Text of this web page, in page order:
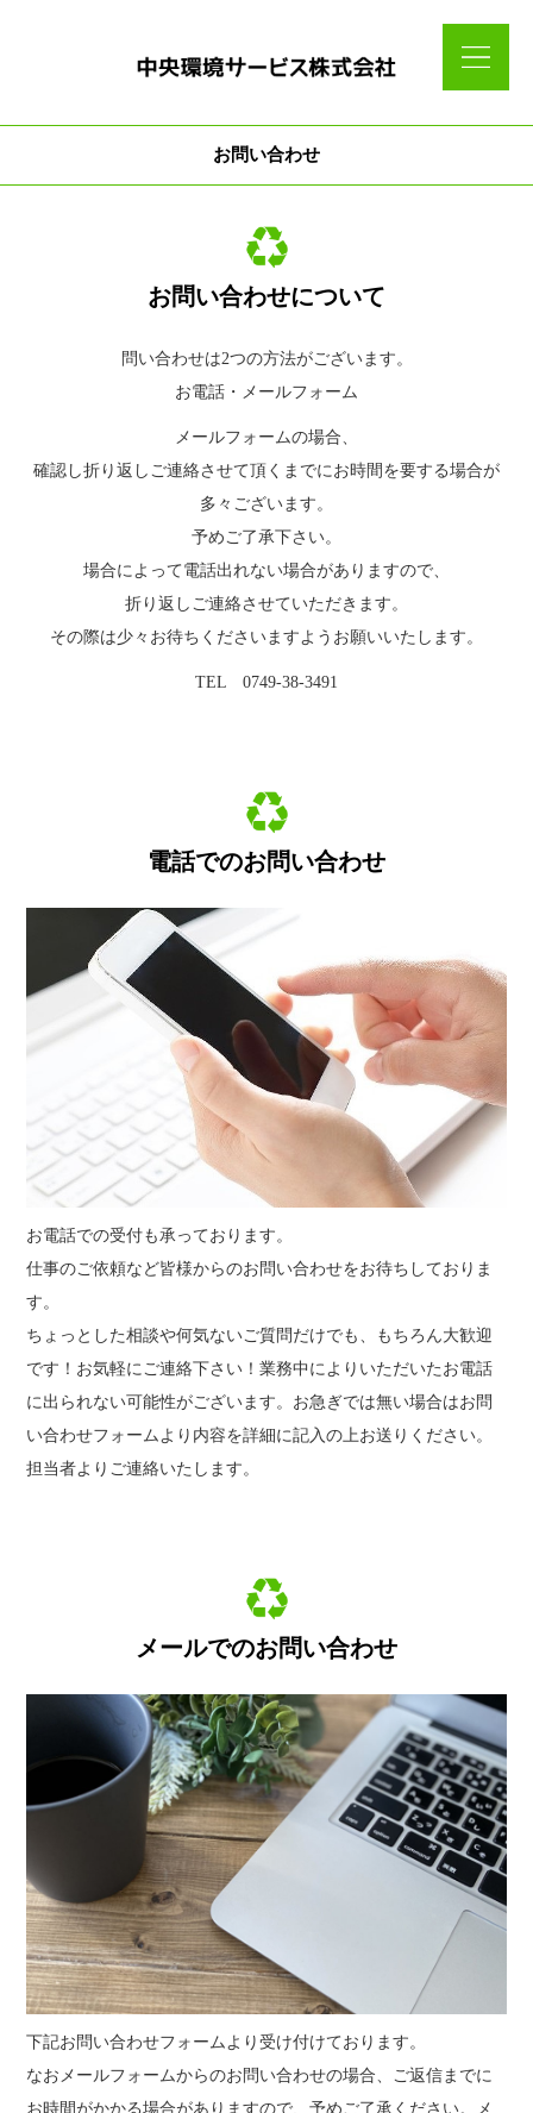
お問い合わせ
お問い合わせについて
問い合わせは2つの方法がございます。
お電話・メールフォーム
メールフォームの場合、
確認し折り返しご連絡させて頂くまでにお時間を要する場合が
多々ございます。
予めご了承下さい。
場合によって電話出れない場合がありますので、
折り返しご連絡させていただきます。
その際は少々お待ちくださいますようお願いいたします。
TEL 0749-38-3491
電話でのお問い合わせ
お電話での受付も承っております。
仕事のご依頼など皆様からのお問い合わせをお待ちしておりま
す。
ちょっとした相談や何気ないご質問だけでも、もちろん大歓迎
です！お気軽にご連絡下さい！業務中によりいただいたお電話
に出られない可能性がございます。お急ぎでは無い場合はお問
い合わせフォームより内容を詳細に記入の上お送りください。
担当者よりご連絡いたします。
メールでのお問い合わせ
下記お問い合わせフォームより受け付けております。
なおメールフォームからのお問い合わせの場合、ご返信までに
お時間がかかる場合がありますので、予めご了承ください。メ